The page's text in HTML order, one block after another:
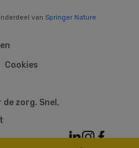
van Springer Nature
Cookies
zorg. Snel,